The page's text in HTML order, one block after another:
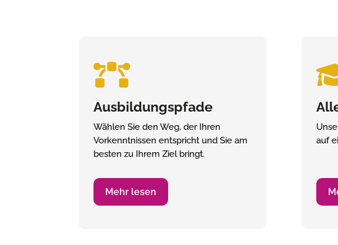

Ausbildungspfade
Wählen Sie den Weg, der Ihren
Vorkenntnissen entspricht und Sie am
besten zu Ihrem Ziel bringt.
Mehr lesen
auf